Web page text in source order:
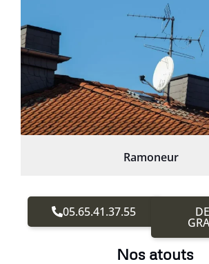
Ramoneur
05.65.41.37.55
Nos atouts